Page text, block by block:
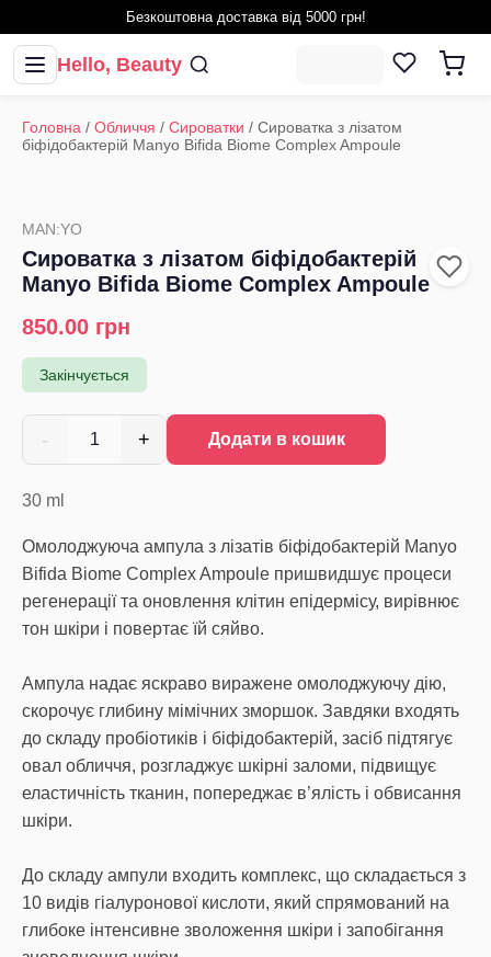
Безкоштовна доставка від 5000 грн!
Hello, Beauty
Головна / Обличчя / Сироватки / Сироватка з лізатом
біфідобактерій Manyo Bifida Biome Complex Ampoule
MAN:YO
Сироватка з лізатом біфідобактерій
Manyo Bifida Biome Complex Ampoule
850.00 грн
Закінчується
- 1 + Додати в кошик
30 ml
Омолоджуюча ампула з лізатів біфідобактерій Manyo
Bifida Biome Complex Ampoule пришвидшує процеси
регенерації та оновлення клітин епідермісу, вирівнює
тон шкіри і повертає їй сяйво.
Ампула надає яскраво виражене омолоджуючу дію,
скорочує глибину мімічних зморшок. Завдяки входять
до складу пробіотиків і біфідобактерій, засіб підтягує
овал обличчя, розгладжує шкірні заломи, підвищує
еластичність тканин, попереджає в’ялість і обвисання
шкіри.
До складу ампули входить комплекс, що складається з
10 видів гіалуронової кислоти, який спрямований на
глибоке інтенсивне зволоження шкіри і запобігання